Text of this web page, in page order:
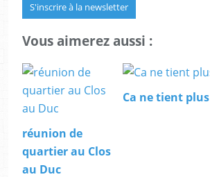
S'inscrire à la newsletter
Vous aimerez aussi :
réunion de
quartier au Clos
au Duc
Ca ne tient plus